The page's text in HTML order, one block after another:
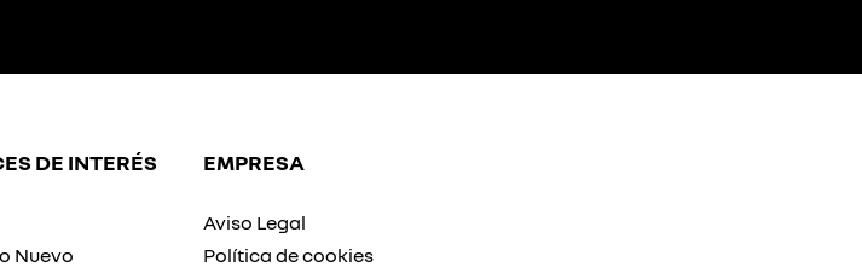
DE INTERÉS
Nuevo
EMPRESA
Aviso Legal
Política de cookies